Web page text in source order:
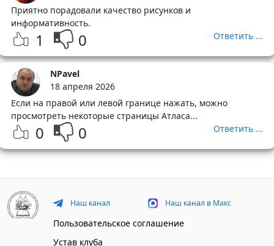
Приятно порадовали качество рисунков и
информативность.
1 0 Ответить ...
NPavel
18 апреля 2026
Если на правой или левой границе нажать, можно
просмотреть некоторые страницы Атласа...
0 0 Ответить ...
Наш канал Наш канал в Макс
Пользовательское соглашение
Устав клуба